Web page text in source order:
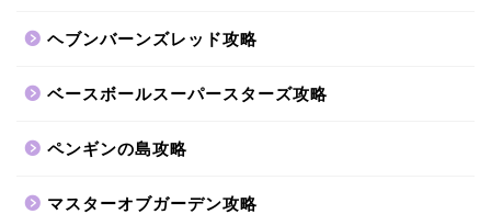
ヘブンバーンズレッド攻略
ベースボールスーパースターズ攻略
ペンギンの島攻略
マスターオブガーデン攻略